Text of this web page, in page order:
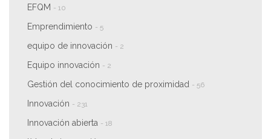
EFQM - 10
Emprendimiento - 5
equipo de innovación - 2
Equipo innovación - 2
Gestión del conocimiento de proximidad - 56
Innovación - 231
Innovación abierta - 18